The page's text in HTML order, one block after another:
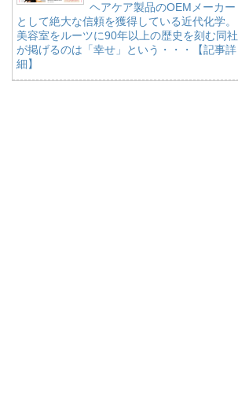
ヘアケア製品のOEMメーカー
として絶大な信頼を獲得している近代化学。
美容室をルーツに90年以上の歴史を刻む同社
が掲げるのは「幸せ」という・・・【記事詳
細】